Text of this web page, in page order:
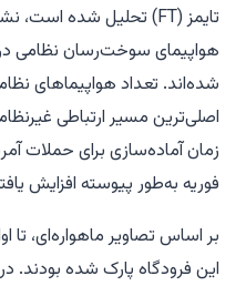
هواپیمای سوخت‌رسان نظامی
شده‌اند. تعداد هواپیماهای
اصلی‌ترین مسیر ارتباطی
زمان آماده‌سازی برای حملات
فوریه به‌طور پیوسته افزایش
این فرودگاه پارک شده بودند.